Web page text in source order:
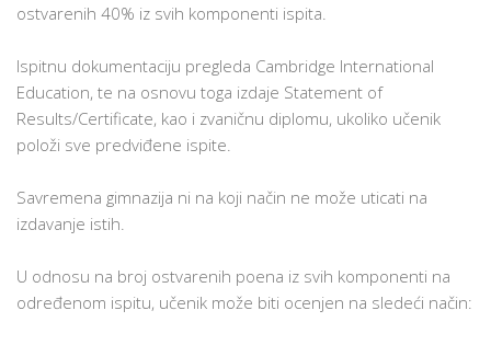
ostvarenih 40% iz svih komponenti ispita.
Ispitnu dokumentaciju pregleda Cambridge International
Education, te na osnovu toga izdaje Statement of
Results/Certificate, kao i zvaničnu diplomu, ukoliko učenik
položi sve predviđene ispite.
Savremena gimnazija ni na koji način ne može uticati na
izdavanje istih.
U odnosu na broj ostvarenih poena iz svih komponenti na
određenom ispitu, učenik može biti ocenjen na sledeći način: